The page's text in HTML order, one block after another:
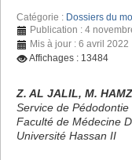
Catégorie : Dossiers du
Publication : 4
Mis à jour : 6 avril 2022
Affichages : 13484
Z. AL JALIL, M.
Service de Pédodontie
Faculté de Médecine
Université Hassan II